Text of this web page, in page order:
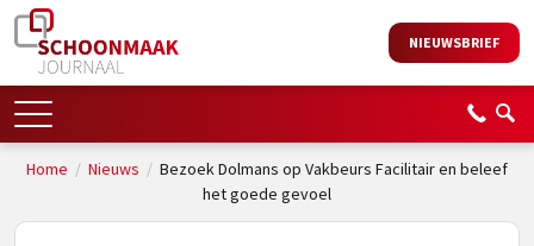
NIEUWSBRIEF
Home / Nieuws / Bezoek Dolmans op Vakbeurs Facilitair en beleef
het goede gevoel